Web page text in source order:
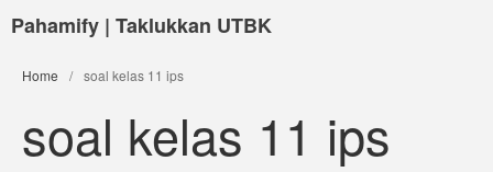
Pahamify | Taklukkan UTBK
Home / soal kelas 11 ips
soal kelas 11 ips